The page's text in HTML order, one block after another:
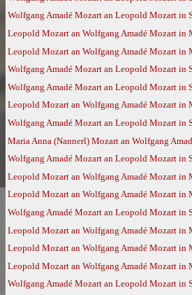
Wolfgang Amadé Mozart an Leopold Mozart in
Leopold Mozart an Wolfgang Amadé Mozart in
Leopold Mozart an Wolfgang Amadé Mozart in
Wolfgang Amadé Mozart an Leopold Mozart in
Wolfgang Amadé Mozart an Leopold Mozart in
Leopold Mozart an Wolfgang Amadé Mozart in
Wolfgang Amadé Mozart an Leopold Mozart in
Maria Anna (Nannerl) Mozart an Wolfgang
Wolfgang Amadé Mozart an Leopold Mozart in
Leopold Mozart an Wolfgang Amadé Mozart in
Leopold Mozart an Wolfgang Amadé Mozart in
Wolfgang Amadé Mozart an Leopold Mozart in
Leopold Mozart an Wolfgang Amadé Mozart in
Leopold Mozart an Wolfgang Amadé Mozart in
Leopold Mozart an Wolfgang Amadé Mozart in
Wolfgang Amadé Mozart an Leopold Mozart in